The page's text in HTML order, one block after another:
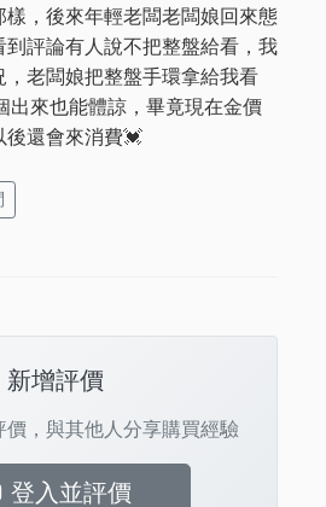
樣，後來年輕老闆老闆娘回來態
到評論有人說不把整盤給看，我
，老闆娘把整盤手環拿給我看
出來也能體諒，畢竟現在金價
後還會來消費💓
新增評價
價，與其他人分享購買經驗
登入並評價